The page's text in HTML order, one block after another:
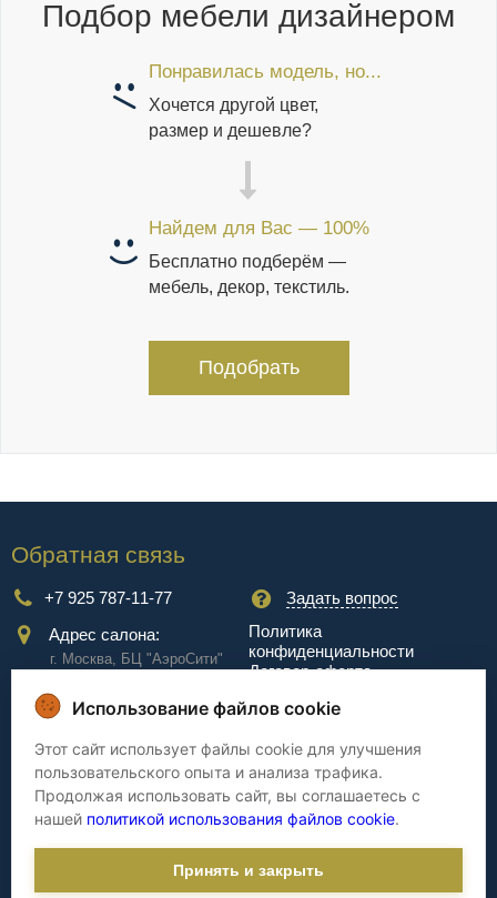
Подбор мебели дизайнером
Понравилась модель, но...
Хочется другой цвет,
размер и дешевле?
Найдем для Вас — 100%
Бесплатно подберём —
мебель, декор, текстиль.
Подобрать
Обратная связь
+7 925 787-11-77
Задать вопрос
Адрес салона:
г. Москва, БЦ "АэроCити"
Куркинское ш., стр.2, 17
этаж
Политика
конфиденциальности
Договор-оферта
Сервис
Доставка
Сборка
Оплата
Дизайнерам
Гарантия
Cтатьи
Использование файлов cookie
Этот сайт использует файлы cookie для улучшения
пользовательского опыта и анализа трафика.
Продолжая использовать сайт, вы соглашаетесь с
нашей политикой использования файлов cookie.
Принять и закрыть